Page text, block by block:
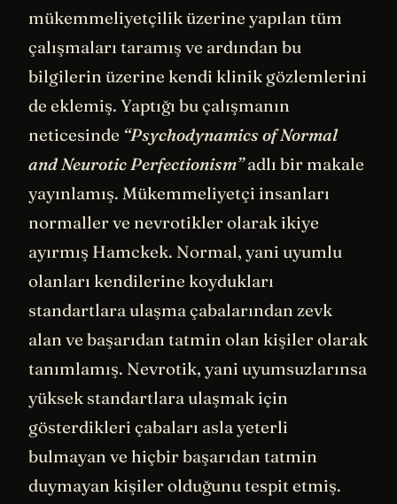
mükemmeliyetçilik üzerine yapılan tüm
çalışmaları taramış ve ardından bu
bilgilerin üzerine kendi klinik gözlemlerini
de eklemiş. Yaptığı bu çalışmanın
neticesinde “Psychodynamics of Normal
and Neurotic Perfectionism”adlı bir makale
yayınlamış. Mükemmeliyetçi insanları
normaller ve nevrotikler olarak ikiye
ayırmış Hamckek. Normal, yani uyumlu
olanları kendilerine koydukları
standartlara ulaşma çabalarından zevk
alan ve başarıdan tatmin olan kişiler olarak
tanımlamış. Nevrotik, yani uyumsuzlarınsa
yüksek standartlara ulaşmak için
gösterdikleri çabaları asla yeterli
bulmayan ve hiçbir başarıdan tatmin
duymayan kişiler olduğunu tespit etmiş.